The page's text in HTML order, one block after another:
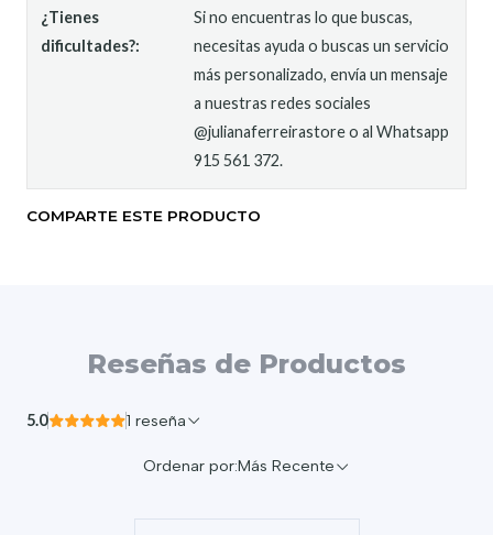
¿Tienes
dificultades?:
Si no encuentras lo que buscas,
necesitas ayuda o buscas un servicio
más personalizado, envía un mensaje
a nuestras redes sociales
@julianaferreirastore o al Whatsapp
915 561 372.
COMPARTE ESTE PRODUCTO
Reseñas de Productos
5.0 1 reseña
Ordenar por:Más Recente